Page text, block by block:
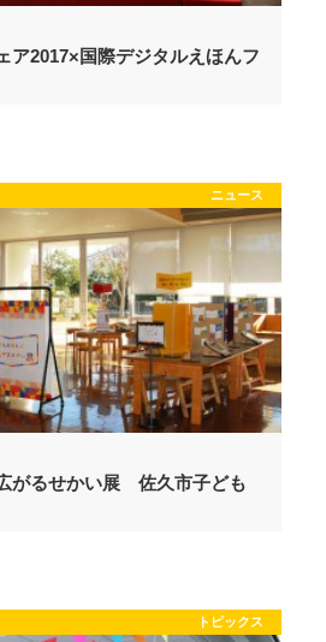
ア2017×国際デジタルえほんフ
ニュース
がるせかい展 佐久市子ども
トピックス